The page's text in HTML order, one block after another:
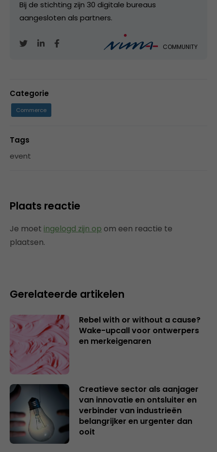
Bij de stichting zijn 30 digitale bureaus
aangesloten als partners.
COMMUNITY
Categorie
Commerce
Tags
event
Plaats reactie
Je moet ingelogd zijn op om een reactie te
plaatsen.
Gerelateerde artikelen
Rebel with or without a cause?
Wake-upcall voor ontwerpers
en merkeigenaren
Creatieve sector als aanjager
van innovatie en ontsluiter en
verbinder van industrieën
belangrijker en urgenter dan
ooit